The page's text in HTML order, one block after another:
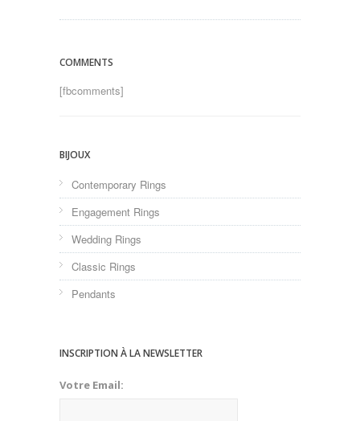
COMMENTS
[fbcomments]
BIJOUX
Contemporary Rings
Engagement Rings
Wedding Rings
Classic Rings
Pendants
INSCRIPTION À LA NEWSLETTER
Votre Email: